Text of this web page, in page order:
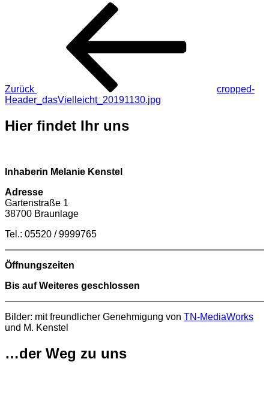
Beitragsnavigation
Zurück
cropped-
Header_dasVielleicht_20191130.jpg
Hier findet Ihr uns
Inhaberin Melanie Kenstel
Adresse
Gartenstraße 1
38700 Braunlage
Tel.: 05520 / 9999765
Öffnungszeiten
Bis auf Weiteres geschlossen
Bilder: mit freundlicher Genehmigung von TN-MediaWorks
und M. Kenstel
…der Weg zu uns